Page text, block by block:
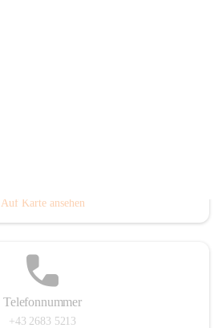
Auf Karte ansehen
Telefonnummer
+43 2683 5213